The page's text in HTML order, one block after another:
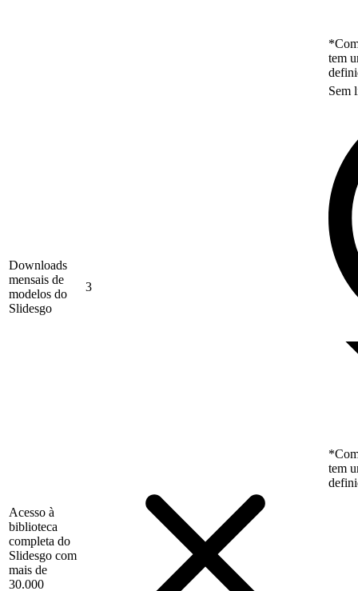
tem
Downloads
mensais de
modelos do
Slidesgo
3
Sem
tem
Acesso à
biblioteca
completa do
Slidesgo com
mais de
30.000